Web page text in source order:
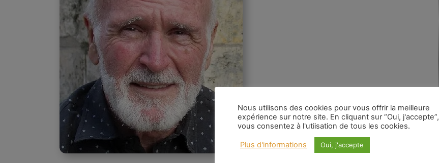
Nous utilisons des cookies pour vous offrir la meilleure
expérience sur notre site. En cliquant sur “Oui, j'accepte”,
vous consentez à l'utiisation de tous les cookies.
Plus d'informations Oui, j'accepte